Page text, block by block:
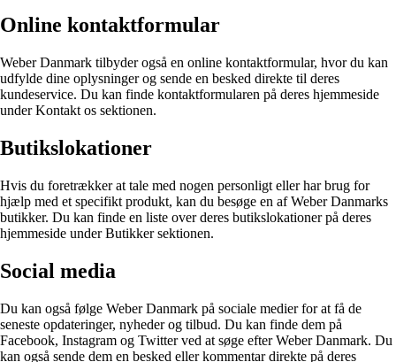
Online kontaktformular
Weber Danmark tilbyder også en online kontaktformular, hvor du kan
udfylde dine oplysninger og sende en besked direkte til deres
kundeservice. Du kan finde kontaktformularen på deres hjemmeside
under Kontakt os sektionen.
Butikslokationer
Hvis du foretrækker at tale med nogen personligt eller har brug for
hjælp med et specifikt produkt, kan du besøge en af ​​Weber Danmarks
butikker. Du kan finde en liste over deres butikslokationer på deres
hjemmeside under Butikker sektionen.
Social media
Du kan også følge Weber Danmark på sociale medier for at få de
seneste opdateringer, nyheder og tilbud. Du kan finde dem på
Facebook, Instagram og Twitter ved at søge efter Weber Danmark. Du
kan også sende dem en besked eller kommentar direkte på deres